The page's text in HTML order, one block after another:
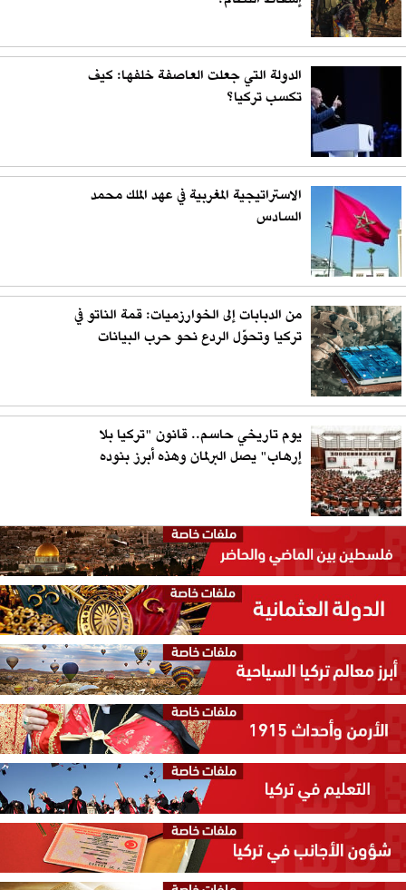
الدولة التي جعلت العاصفة خلفها: كيف
تكسب تركيا؟
الاستراتيجية المغربية في عهد الملك محمد
السادس
من الدبابات إلى الخوارزميات: قمة الناتو في
تركيا وتحوّل الردع نحو حرب البيانات
يوم تاريخي حاسم.. قانون "تركيا بلا
إرهاب" يصل البرلمان وهذه أبرز بنوده